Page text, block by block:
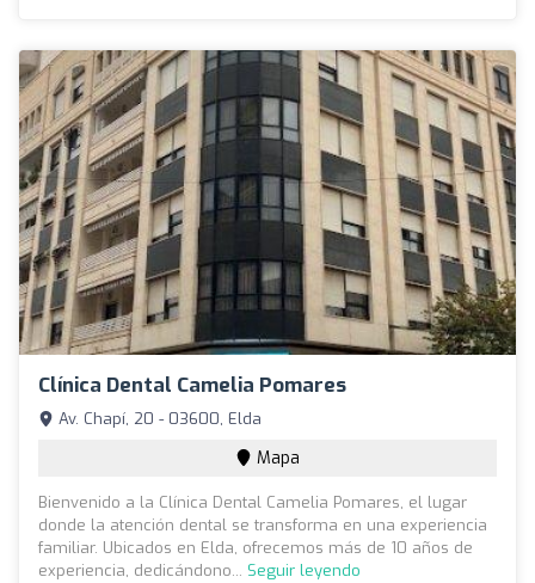
Clínica Dental Camelia Pomares
Av. Chapí, 20 - 03600, Elda
Mapa
Bienvenido a la Clínica Dental Camelia Pomares, el lugar
donde la atención dental se transforma en una experiencia
familiar. Ubicados en Elda, ofrecemos más de 10 años de
experiencia, dedicándono... Seguir leyendo